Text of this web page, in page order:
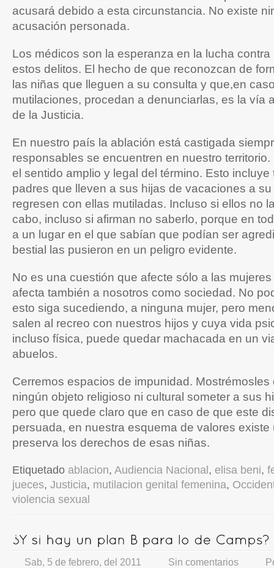
acusará debido a esta circunstancia. No existe
acusación personada.
Los médicos son la esperanza en la lucha
estos delitos. El hecho de que reconozcan de
las niñas que lleguen a su consulta y que,en
mutilaciones, procedan a denunciarlas, es la vía
de la Justicia.
En nuestro país la ablación está castigada
responsables se encuentren en nuestro
el sentido amplio y legal del término. Esto incluye
padres que lleven a sus hijas de vacaciones a
regresen con ellas mutiladas. Incluso si ellos no
cabo, incluso si afirman no saberlo, porque en
a un lugar en el que sabían que podían ser
bestial las pusieron en un peligro evidente.
No es una cuestión que afecte sólo a las
afecta también a nosotros como sociedad. No
esto siga sucediendo, a ninguna mujer, pero
salen al recreo con nuestros hijos y cuya vida
incluso física, puede quedar machacada en un
abuelos.
Cerremos espacios de impunidad. Mostrémosles
ningún objeto religioso ni cultural someter a sus
pero que quede claro que en caso de que este
persuada, en nuestra esquema de valores existe
preserva los derechos de esas niñas.
Etiquetado ablacion, Audiencia Nacional , elisa beni,
jueces, Justicia, mutilacion genital femenina,
violencia sexual
Sab, 5 de febrero, del 2011 Sin comentarios